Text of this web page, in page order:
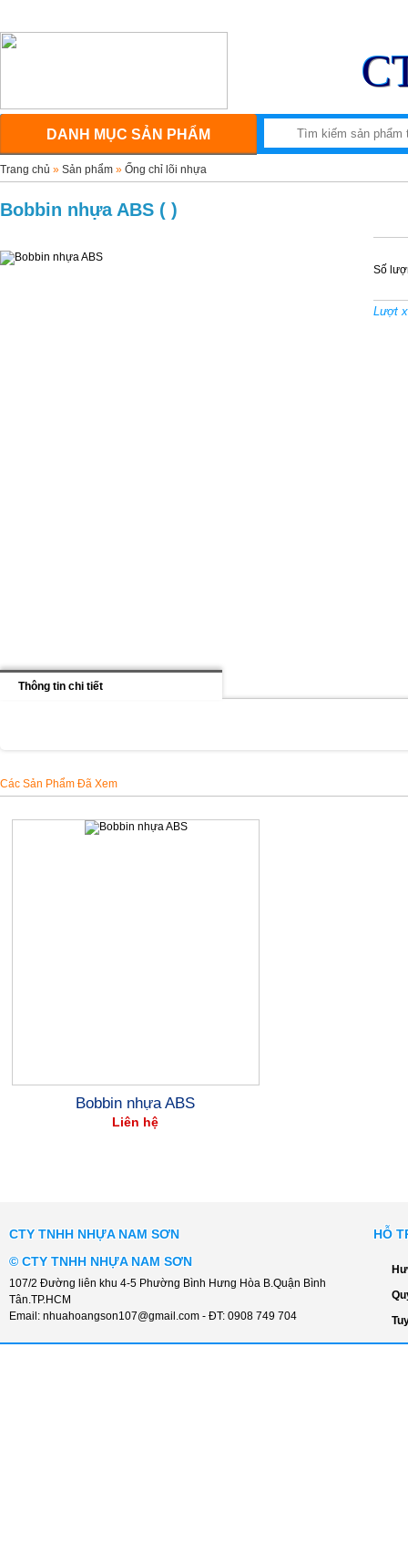
DANH MỤC SẢN PHẨM
Trang chủ » Sản phẩm » Ống chỉ lõi nhựa
Bobbin nhựa ABS ( )
Số
Lượt
Thông tin chi tiết
Các Sản Phẩm Đã Xem
Bobbin nhựa ABS
Liên hệ
CTY TNHH NHỰA NAM SƠN
© CTY TNHH NHỰA NAM SƠN
107/2 Đường liên khu 4-5 Phường Bình Hưng Hòa B.Quận Bình
Tân.TP.HCM
Email: nhuahoangson107@gmail.com - ĐT: 0908 749 704
HỖ